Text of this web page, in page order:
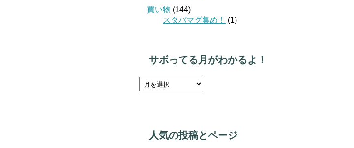
買い物 (144)
スタバマグ集め！
(1)
サボってる月がわかるよ！
人気の投稿とページ